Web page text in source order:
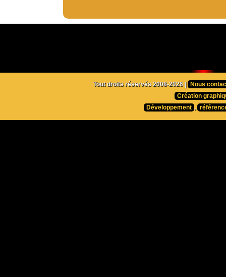
Tout droits réservés 2008-2026 |
Nous
Création
Développement ,